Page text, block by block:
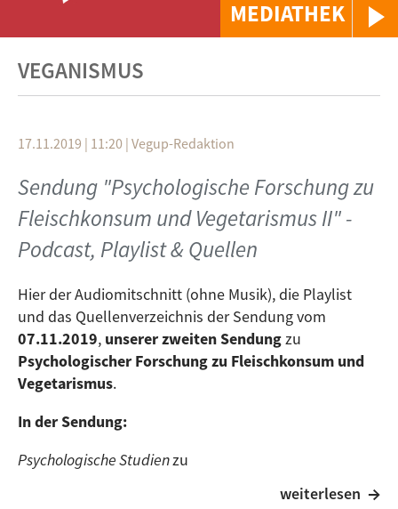
MEDIATHEK
VEGANISMUS
17.11.2019 | 11:20 | Vegup-Redaktion
Sendung "Psychologische Forschung zu
Fleischkonsum und Vegetarismus II" -
Podcast, Playlist & Quellen
Hier der Audiomitschnitt (ohne Musik), die Playlist
und das Quellenverzeichnis der Sendung vom
07.11.2019, unserer zweiten Sendungzu
Psychologischer Forschung zu Fleischkonsum und
Vegetarismus.
In der Sendung:
Psychologische Studienzu
Geschlechtsunterschieden in Sachenweiterlesen